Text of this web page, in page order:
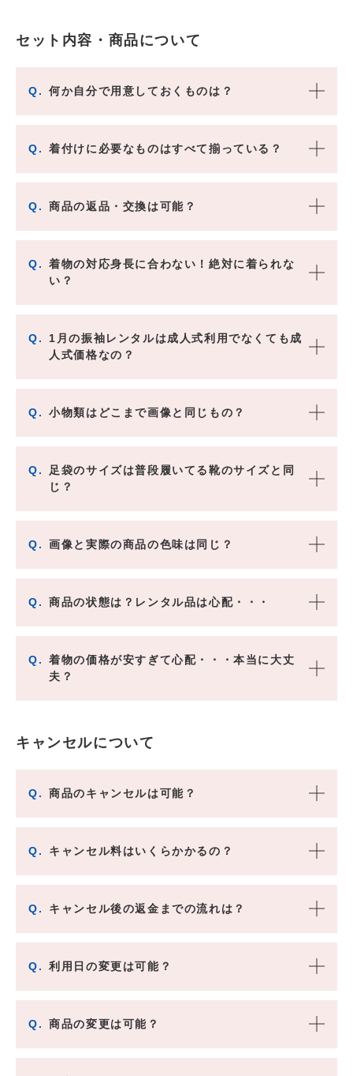
セット内容・商品について
Q. 何か自分で用意しておくものは？
Q. 着付けに必要なものはすべて揃っている？
Q. 商品の返品・交換は可能？
Q.
着物の対応身長に合わない！絶対に着られな
い？
Q.
1月の振袖レンタルは成人式利用でなくても成
人式価格なの？
Q. 小物類はどこまで画像と同じもの？
Q.
足袋のサイズは普段履いてる靴のサイズと同
じ？
Q. 画像と実際の商品の色味は同じ？
Q. 商品の状態は？レンタル品は心配・・・
Q.
着物の価格が安すぎて心配・・・本当に大丈
夫？
キャンセルについて
Q. 商品のキャンセルは可能？
Q. キャンセル料はいくらかかるの？
Q. キャンセル後の返金までの流れは？
Q. 利用日の変更は可能？
Q. 商品の変更は可能？